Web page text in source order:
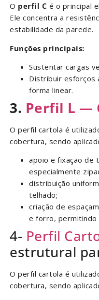
O perfil C é o principal
Ele concentra a
estabilidade da parede.
Funções principais:
Sustentar cargas
Distribuir esforços
forma linear.
3. Perfil L —
O perfil cartola é
cobertura, sendo
apoio e fixação de
especialmente
distribuição
telhado;
criação de
e forro, permitindo
4- Perfil
estrutural
O perfil cartola é
cobertura, sendo